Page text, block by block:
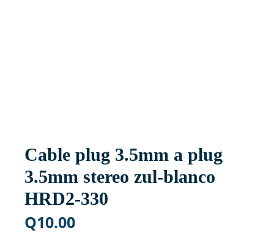
Cable plug 3.5mm a plug
3.5mm stereo zul-blanco
HRD2-330
Q10.00